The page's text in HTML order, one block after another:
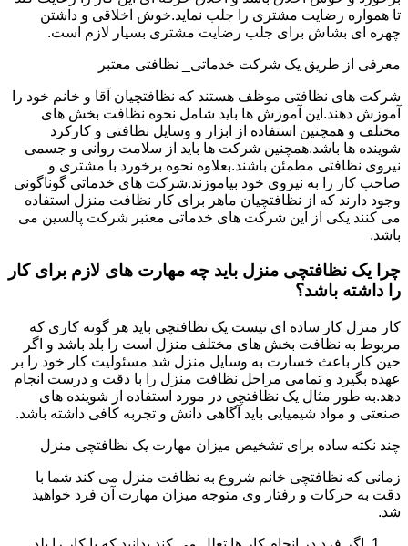
تا همواره رضایت مشتری را جلب نماید.خوش اخلاقی و داشتن
چهره ای بشاش برای جلب رضایت مشتری بسیار لازم است.
معرفی از طریق یک شرکت خدماتی_ نظافتی معتبر
شرکت های نظافتی موظف هستند که نظافتچیان آقا و خانم خود را
آموزش دهند.این آموزش ها باید شامل نحوه نظافت بخش های
مختلف و همچنین استفاده از ابزار و وسایل نظافتی و کارکرد
شوینده ها باشد.همچنین شرکت ها باید از سلامت روانی و جسمی
نیروی نظافتی مطمئن باشند.بعلاوه نحوه برخورد با مشتری و
صاحب کار را به نیروی خود بیاموزند.شرکت های خدماتی گوناگونی
وجود دارند که از نظافتچیان ماهر برای کار نظافت منزل استفاده
می کنند یکی از این شرکت های خدماتی معتبر شرکت پالسین می
باشد.
چرا یک نظافتچی منزل باید چه مهارت های لازم برای کار
را داشته باشد؟
کار منزل کار ساده ای نیست یک نظافتچی باید هر گونه کاری که
مربوط به نظافت بخش های مختلف منزل است را بلد باشد و اگر
حین کار باعث خسارت به وسایل منزل شد مسئولیت کار خود را بر
عهده بگیرد و تمامی مراحل نظافت منزل را با دقت و درست انجام
دهد.به طور مثال یک نظافتچی در مورد استفاده از شوینده های
صنعتی و مواد شیمیایی باید آگاهی دانش و تجربه کافی داشته باشد.
چند نکته ساده برای تشخیص میزان مهارت یک نظافتچی منزل
زمانی که نظافتچی خانم شروع به نظافت منزل می کند شما با
دقت به حرکات و رفتار وی متوجه میزان مهارت آن فرد خواهید
شد.